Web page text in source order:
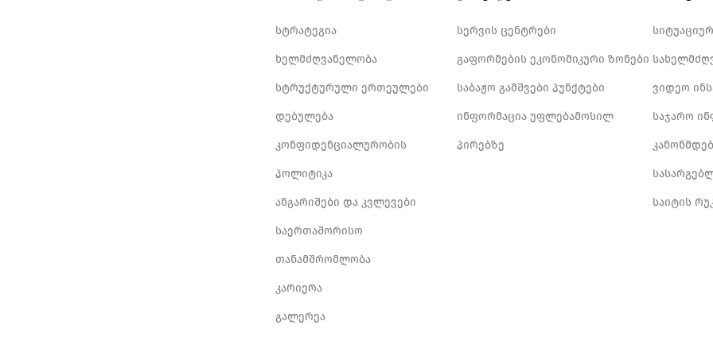
სტრატეგია
ხელმძღვანელობა
სტრუქტურული ერთეულები
დებულება
კონფიდენციალურობის
პოლიტიკა
ანგარიშები და კვლევები
საერთაშორისო
თანამშრომლობა
კარიერა
გალერეა
სერვის ცენტრები
გაფორმების ეკონომიკური ზონები
საბაჟო გამშვები პუნქტები
ინფორმაცია უფლებამოსილ
პირებზე
ვიდეო
საჯარო
საიტის